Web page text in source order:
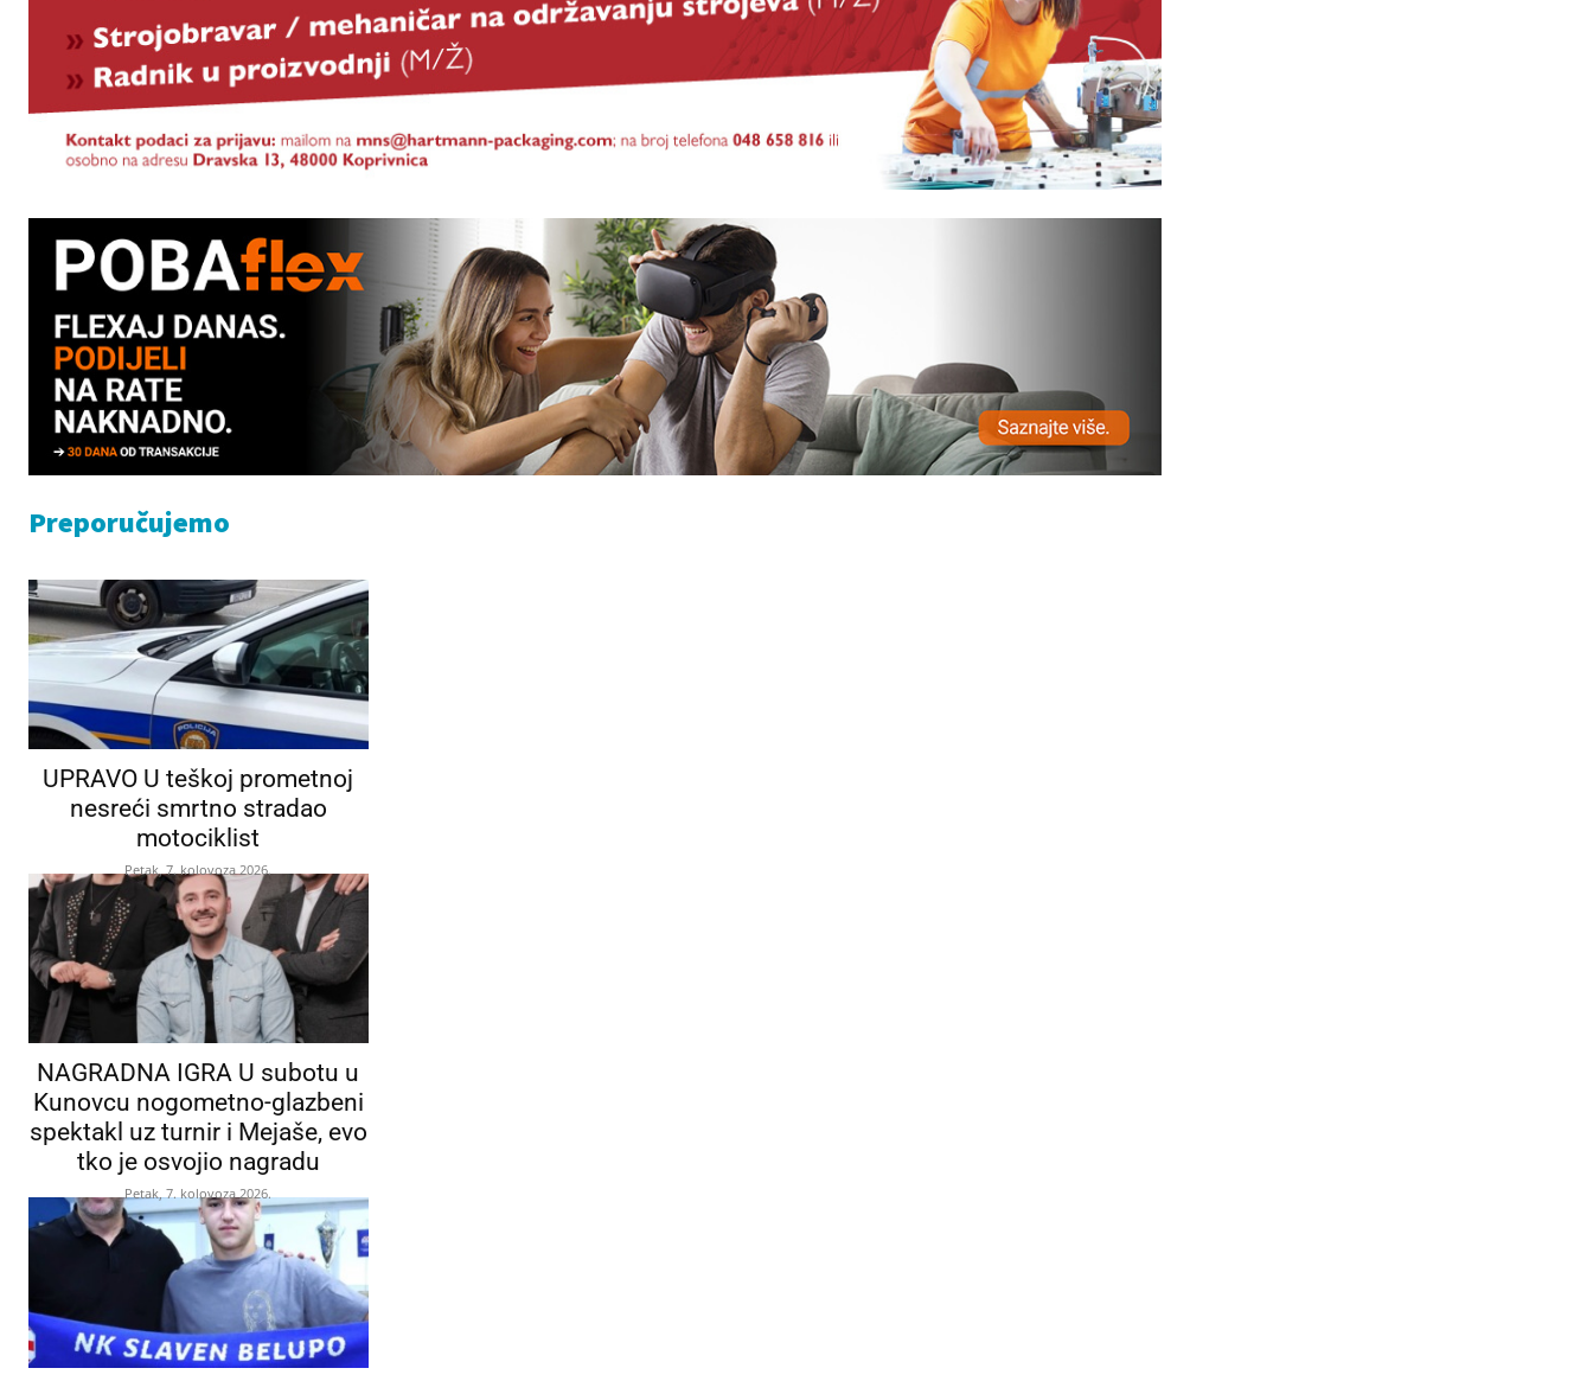
Preporučujemo
UPRAVO U teškoj prometnoj
nesreći smrtno stradao
motociklist
Petak, 7. kolovoza 2026.
NAGRADNA IGRA U subotu u
Kunovcu nogometno-glazbeni
spektakl uz turnir i Mejaše, evo
tko je osvojio nagradu
Petak, 7. kolovoza 2026.